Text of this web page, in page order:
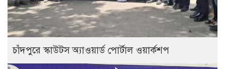
চাঁদপুরে স্কাউটস অ্যাওয়ার্ড পোর্টাল ওয়ার্কশপ